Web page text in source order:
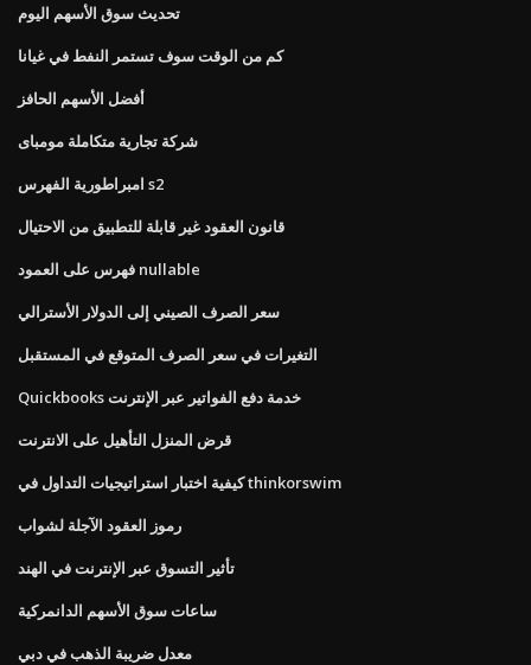
تحديث سوق الأسهم اليوم
كم من الوقت سوف تستمر النفط في غيانا
أفضل الأسهم الحافز
شركة تجارية متكاملة مومباى
امبراطورية الفهرس s2
قانون العقود غير قابلة للتطبيق من الاحتيال
فهرس على العمود nullable
سعر الصرف الصيني إلى الدولار الأسترالي
التغيرات في سعر الصرف المتوقع في المستقبل
Quickbooks خدمة دفع الفواتير عبر الإنترنت
قرض المنزل التأهيل على الانترنت
كيفية اختبار استراتيجيات التداول في thinkorswim
رموز العقود الآجلة لشواب
تأثير التسوق عبر الإنترنت في الهند
ساعات سوق الأسهم الدانمركية
معدل ضريبة الذهب في دبي